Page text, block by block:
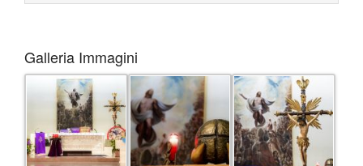
Galleria Immagini